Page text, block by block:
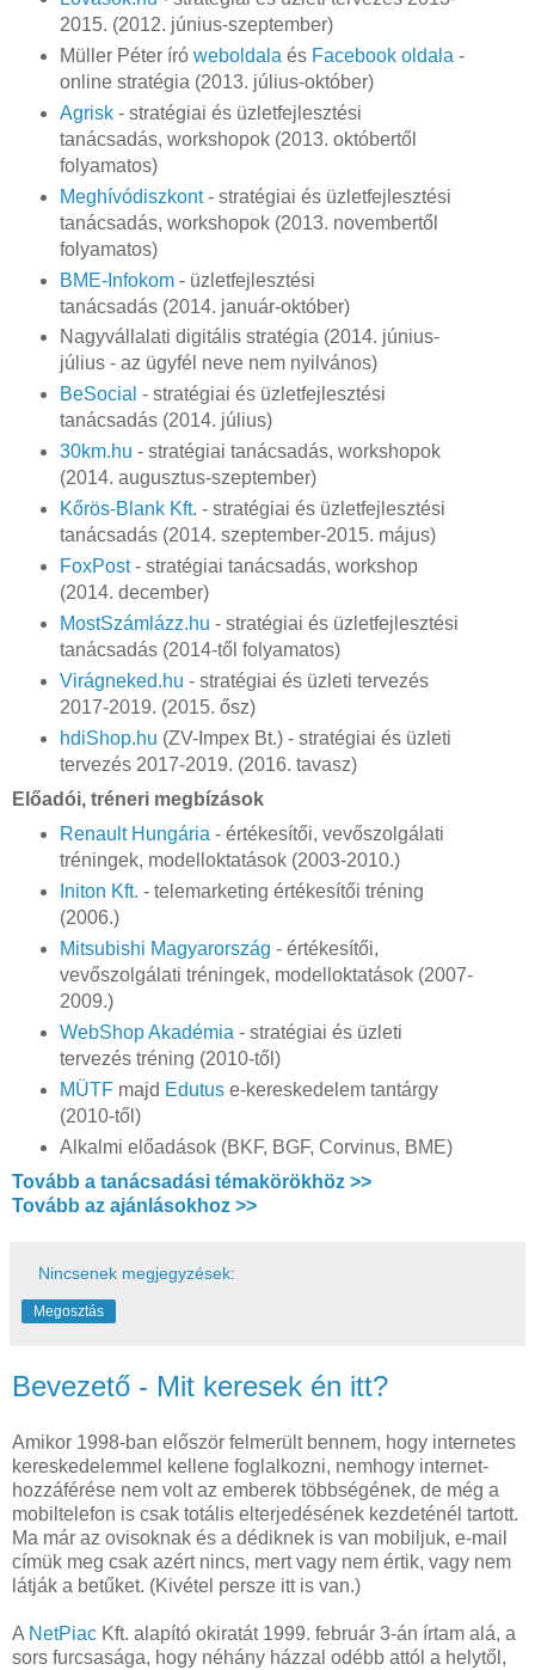
2015. (2012. június-szeptember)
Müller Péter író weboldala és Facebook oldala -
online stratégia (2013. július-október)
Agrisk- stratégiai és üzletfejlesztési
tanácsadás, workshopok (2013. októbertől
folyamatos)
Meghívódiszkont- stratégiai és üzletfejlesztési
tanácsadás, workshopok (2013. novembertől
folyamatos)
BME-Infokom- üzletfejlesztési
tanácsadás (2014. január-október)
Nagyvállalati digitális stratégia (2014. június-
július - az ügyfél neve nem nyilvános)
BeSocial - stratégiai és üzletfejlesztési
tanácsadás (2014. július)
30km.hu - stratégiai tanácsadás, workshopok
(2014. augusztus-szeptember)
Kőrös-Blank Kft. - stratégiai és üzletfejlesztési
tanácsadás (2014. szeptember-2015. május)
FoxPost- stratégiai tanácsadás, workshop
(2014. december)
MostSzámlázz.hu - stratégiai és üzletfejlesztési
tanácsadás (2014-től folyamatos)
Virágneked.hu - stratégiai és üzleti tervezés
2017-2019. (2015. ősz)
hdiShop.hu (ZV-Impex Bt.) - stratégiai és üzleti
tervezés 2017-2019. (2016. tavasz)
Előadói, tréneri megbízások
Renault Hungária - értékesítői, vevőszolgálati
tréningek, modelloktatások (2003-2010.)
Initon Kft. - telemarketing értékesítői tréning
(2006.)
Mitsubishi Magyarország - értékesítői,
vevőszolgálati tréningek, modelloktatások (2007-
2009.)
WebShop Akadémia - stratégiai és üzleti
tervezés tréning (2010-től)
MÜTFmajd Edutuse-kereskedelem tantárgy
(2010-től)
Alkalmi előadások (BKF, BGF, Corvinus, BME)
Tovább a tanácsadási témakörökhöz >>
Tovább az ajánlásokhoz >>
Nincsenek megjegyzések:
Megosztás
Bevezető - Mit keresek én itt?
Amikor 1998-ban először felmerült bennem, hogy internetes
kereskedelemmel kellene foglalkozni, nemhogy internet-
hozzáférése nem volt az emberek többségének, de még a
mobiltelefon is csak totális elterjedésének kezdeténél tartott.
Ma már az ovisoknak és a dédiknek is van mobiljuk, e-mail
címük meg csak azért nincs, mert vagy nem értik, vagy nem
látják a betűket. (Kivétel persze itt is van.)
A NetPiac Kft. alapító okiratát 1999. február 3-án írtam alá, a
sors furcsasága, hogy néhány házzal odébb attól a helytől,